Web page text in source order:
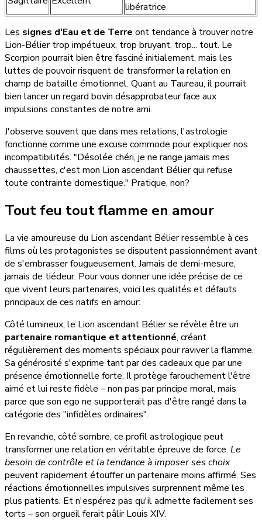
libératrice
Les signes d'Eau et de Terre ont tendance à trouver notre
Lion-Bélier trop impétueux, trop bruyant, trop... tout. Le
Scorpion pourrait bien être fasciné initialement, mais les
luttes de pouvoir risquent de transformer la relation en
champ de bataille émotionnel. Quant au Taureau, il pourrait
bien lancer un regard bovin désapprobateur face aux
impulsions constantes de notre ami.
J'observe souvent que dans mes relations, l'astrologie
fonctionne comme une excuse commode pour expliquer nos
incompatibilités. "Désolée chéri, je ne range jamais mes
chaussettes, c'est mon Lion ascendant Bélier qui refuse
toute contrainte domestique." Pratique, non?
Tout feu tout flamme en amour
La vie amoureuse du Lion ascendant Bélier ressemble à ces
films où les protagonistes se disputent passionnément avant
de s'embrasser fougueusement. Jamais de demi-mesure,
jamais de tiédeur. Pour vous donner une idée précise de ce
que vivent leurs partenaires, voici les qualités et défauts
principaux de ces natifs en amour:
Côté lumineux, le Lion ascendant Bélier se révèle être un
partenaire romantique et attentionné, créant
régulièrement des moments spéciaux pour raviver la flamme.
Sa générosité s'exprime tant par des cadeaux que par une
présence émotionnelle forte. Il protège farouchement l'être
aimé et lui reste fidèle – non pas par principe moral, mais
parce que son ego ne supporterait pas d'être rangé dans la
catégorie des "infidèles ordinaires".
En revanche, côté sombre, ce profil astrologique peut
transformer une relation en véritable épreuve de force. Le
besoin de contrôle et la tendance à imposer ses choix
peuvent rapidement étouffer un partenaire moins affirmé. Ses
réactions émotionnelles impulsives surprennent même les
plus patients. Et n'espérez pas qu'il admette facilement ses
torts – son orgueil ferait pâlir Louis XIV.